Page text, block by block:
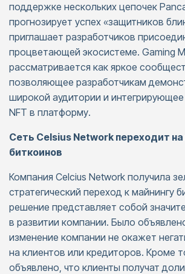
поддержке нескольких цепочек
прогнозирует успех «защитников
приглашает разработчиков
процветающей экосистеме. Gaming
рассматривается как яркое
позволяющее разработчикам
широкой аудитории и интегрирующее
NFT в платформу.
Сеть Celsius Network переходит на
биткоинов
Компания Celcius Network получила
стратегический переход к майнингу
решение представляет собой
в развитии компании. Было
изменение компании не окажет
на клиентов или кредиторов. Кроме
объявлено, что клиенты получат